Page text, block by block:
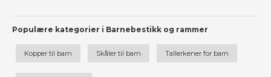
Populære kategorier i Barnebestikk og rammer
Kopper til barn Skåler til barn Tallerkener for barn